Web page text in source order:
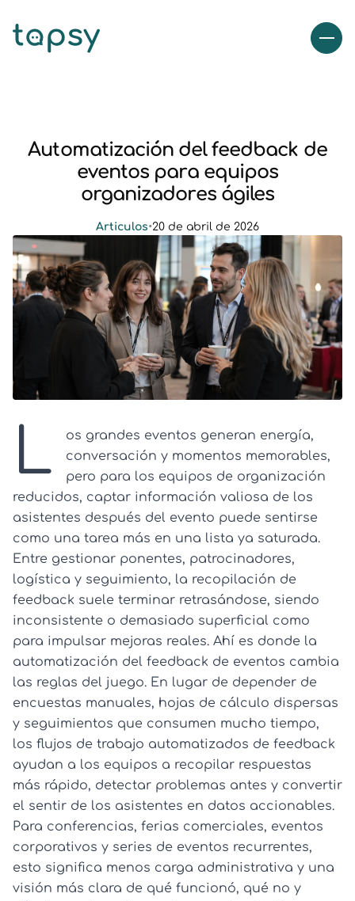
Automatización del feedback de
eventos para equipos
organizadores ágiles
Articulos•20 de abril de 2026
L
os grandes eventos generan energía,
conversación y momentos memorables,
pero para los equipos de organización
reducidos, captar información valiosa de los
asistentes después del evento puede sentirse
como una tarea más en una lista ya saturada.
Entre gestionar ponentes, patrocinadores,
logística y seguimiento, la recopilación de
feedback suele terminar retrasándose, siendo
inconsistente o demasiado superficial como
para impulsar mejoras reales. Ahí es donde la
automatización del feedback de eventos cambia
las reglas del juego. En lugar de depender de
encuestas manuales, hojas de cálculo dispersas
y seguimientos que consumen mucho tiempo,
los flujos de trabajo automatizados de feedback
ayudan a los equipos a recopilar respuestas
más rápido, detectar problemas antes y convertir
el sentir de los asistentes en datos accionables.
Para conferencias, ferias comerciales, eventos
corporativos y series de eventos recurrentes,
esto significa menos carga administrativa y una
visión más clara de qué funcionó, qué no y